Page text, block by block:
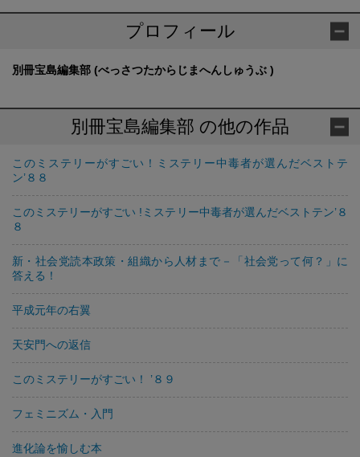
プロフィール
別冊宝島編集部 (べっさつたからじまへんしゅうぶ )
別冊宝島編集部 の他の作品
このミステリーがすごい！ミステリー中毒者が選んだベストテ
ン’８８
このミステリーがすごい !ミステリー中毒者が選んだベストテン’８
８
新・社会党読本政策・組織から人材まで－「社会党って何？」に
答える！
平成元年の右翼
天安門への返信
このミステリーがすごい！ ’８９
フェミニズム・入門
進化論を愉しむ本